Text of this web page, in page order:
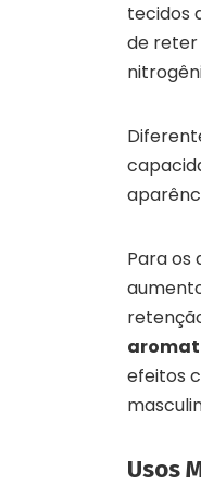
tecidos
de reter
Para os
efeitos
Usos